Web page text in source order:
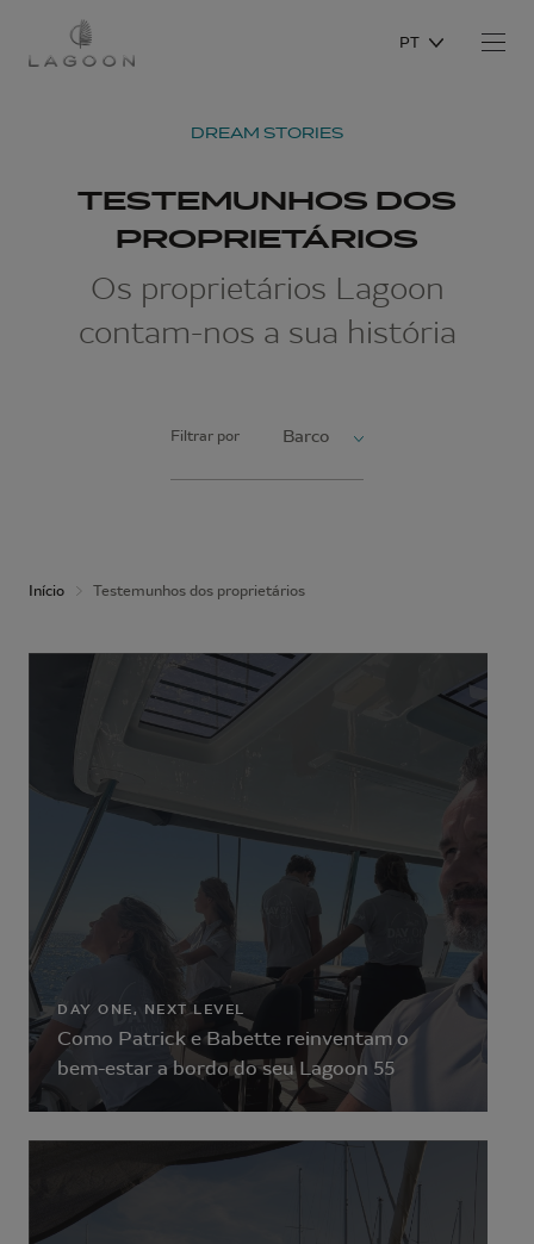
PT
DREAM STORIES
TESTEMUNHOS DOS
PROPRIETÁRIOS
Os proprietários Lagoon
contam-nos a sua história
Filtrar por
Início Testemunhos dos proprietários
DAY ONE, NEXT LEVEL
Como Patrick e Babette reinventam o
bem-estar a bordo do seu Lagoon 55